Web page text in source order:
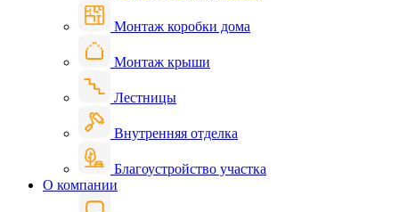
Монтаж коробки дома
Монтаж крыши
Лестницы
Внутренняя отделка
Благоустройство участка
О компании